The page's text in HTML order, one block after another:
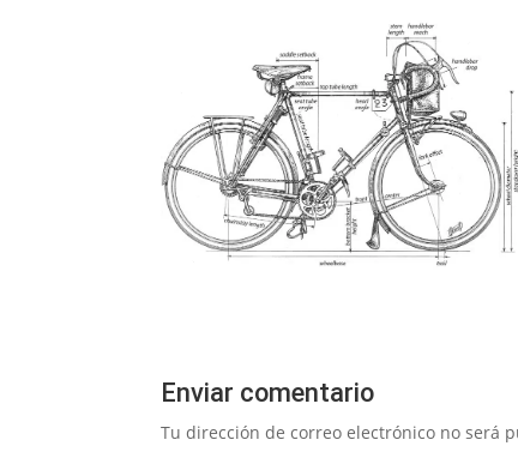
Enviar comentario
Tu dirección de correo electrónico no será